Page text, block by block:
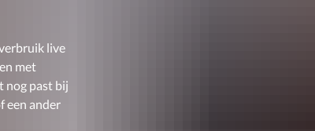
live
met
nog past bij
een ander